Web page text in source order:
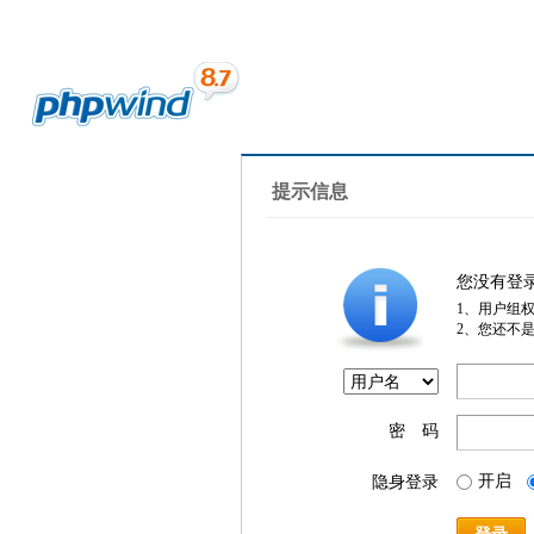
提示信息
您没有登
1、用户组
2、您还不
密 码
隐身登录 开启